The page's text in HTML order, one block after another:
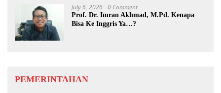
July 6, 2026 0 Comment
Prof. Dr. Imran Akhmad, M.Pd. Kenapa
Bisa Ke Inggris Ya…?
PEMERINTAHAN